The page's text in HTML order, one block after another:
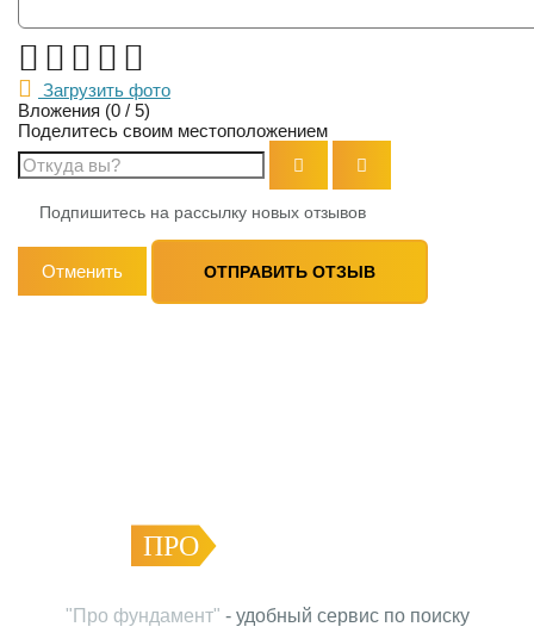
Оцените компанию:
Загрузить фото
Вложения (0 / 5)
Поделитесь своим местоположением
Подпишитесь на рассылку новых отзывов
Отменить ОТПРАВИТЬ ОТЗЫВ
ПРО
"Про фундамент" - удобный сервис по поиску